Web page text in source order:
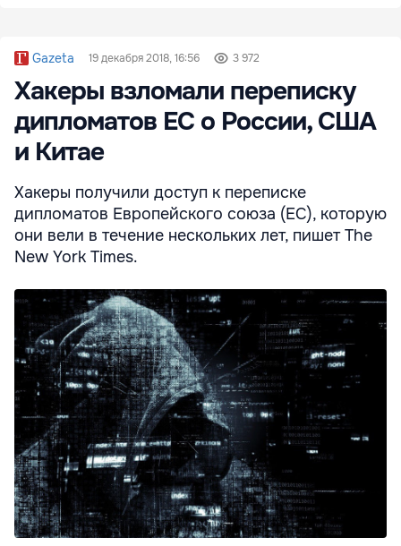
Gazeta 19 декабря 2018, 16:56 3 972
Хакеры взломали переписку
дипломатов ЕС о России, США
и Китае
Хакеры получили доступ к переписке
дипломатов Европейского союза (ЕС), которую
они вели в течение нескольких лет, пишет The
New York Times.